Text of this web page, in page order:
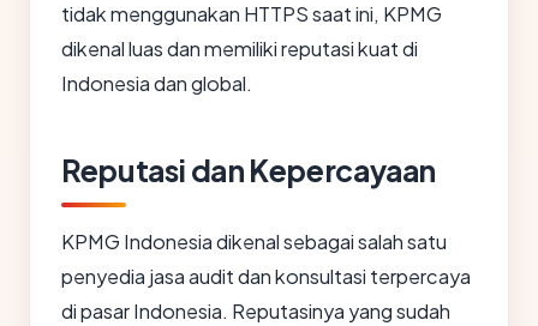
tidak menggunakan HTTPS saat ini, KPMG
dikenal luas dan memiliki reputasi kuat di
Indonesia dan global.
Reputasi dan Kepercayaan
KPMG Indonesia dikenal sebagai salah satu
penyedia jasa audit dan konsultasi terpercaya
di pasar Indonesia. Reputasinya yang sudah